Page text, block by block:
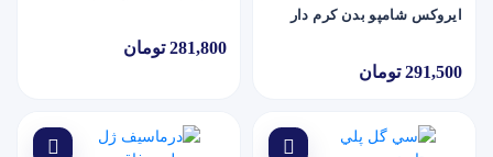
ايروکس شامپو بدن کرم دار
291,500 تومان
281,800 تومان